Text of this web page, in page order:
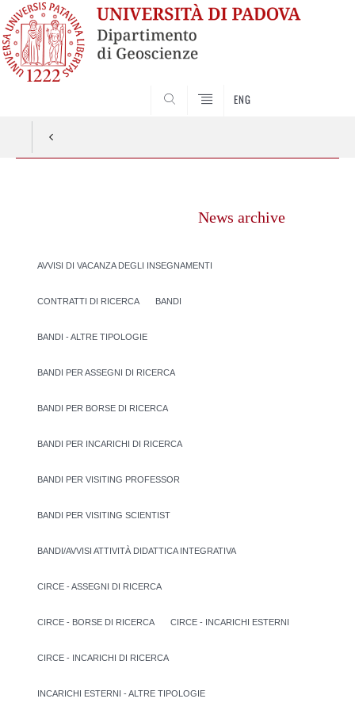
ENG
News archive
AVVISI DI VACANZA DEGLI INSEGNAMENTI
CONTRATTI DI RICERCA BANDI
BANDI - ALTRE TIPOLOGIE
BANDI PER ASSEGNI DI RICERCA
BANDI PER BORSE DI RICERCA
BANDI PER INCARICHI DI RICERCA
BANDI PER VISITING PROFESSOR
BANDI PER VISITING SCIENTIST
BANDI/AVVISI ATTIVITÀ DIDATTICA INTEGRATIVA
CIRCE - ASSEGNI DI RICERCA
CIRCE - BORSE DI RICERCA CIRCE - INCARICHI ESTERNI
CIRCE - INCARICHI DI RICERCA
INCARICHI ESTERNI - ALTRE TIPOLOGIE